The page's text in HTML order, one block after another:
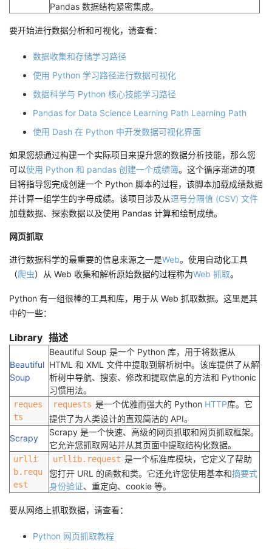
Pandas 数据结构紧密集成。
要开始进行数据分析和可视化，请查看：
数据收集和存储学习路径
使用 Python 学习路径进行数据可视化
数据科学与 Python 核心技能学习路径
Pandas for Data Science Learning Path Learning Path
使用 Dash 在 Python 中开发数据可视化界面
如果您想通过构建一个实际项目来提升您的数据分析技能，那么您
可以使用 Python 和 pandas 创建一个成绩簿。这个循序渐进的项
目将指导您完成创建一个 Python 脚本的过程，该脚本加载成绩数据
并计算一组学生的字母成绩。该项目涉及从逗号分隔值 (CSV) 文件
加载数据、探索数据以及使用 Pandas 计算和绘制成绩。
网页抓取
进行数据科学的最重要的信息来源之一是Web。使用自动化工具
（爬虫）从 Web 收集和解析原始数据的过程称为Web 抓取。
Python 有一组很棒的工具和库，用于从 Web 抓取数据。这里是其
中的一些：
Library 描述
Beautiful
Soup
Beautiful Soup 是一个 Python 库，用于将数据从
HTML 和 XML 文件中提取到解析树中。该库提供了从解
析树中导航、搜索、修改和提取信息的方法和 Pythonic
习惯用法。
reques
ts
requests 是一个优雅而强大的 Python HTTP库。它
提供了为人类设计的直观简洁的 API。
Scrapy
Scrapy 是一个快速、高级的网页抓取和网页抓取框架。
它允许您抓取网站并从其页面中提取结构化数据。
urlli
b.requ
est
urllib.request 是一个标准库模块，它定义了帮助
您打开 URL 的函数和类。它还允许您使用基本和摘要式
身份验证、重定向、cookie 等。
要从网络上抓取数据，请查看：
Python 网页抓取教程